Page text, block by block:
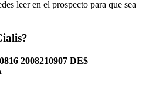
leer en el prospecto para que sea
2008210907 DE$